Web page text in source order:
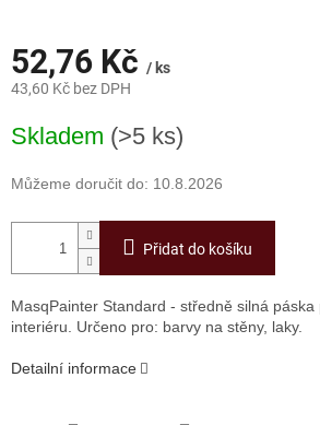
52,76 Kč / ks
43,60 Kč bez DPH
cena:
Skladem (>5 ks)
Můžeme doručit do: 10.8.2026
Přidat do košíku
MasqPainter Standard - středně silná
interiéru. Určeno pro: barvy na stěny, laky.
Detailní informace